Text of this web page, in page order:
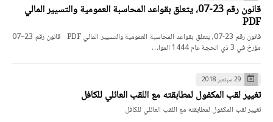
قانون رقم 23-07، يتعلق بقواعد المحاسبة العمومية والتسيير المالي
PDF
قانون رقم 23-07، يتعلق بقواعد المحاسبة العمومية والتسيير المالي PDF قانون رقم 23–07
مؤرخ في 3 ذي الحجة عام 1444 الموا…
29 سبتمبر 2018
تغيير لقب المكفول لمطابقته مع اللقب العائلي للكافل
تغيير لقب المكفول لمطابقته مع اللقب العائلي للكافل